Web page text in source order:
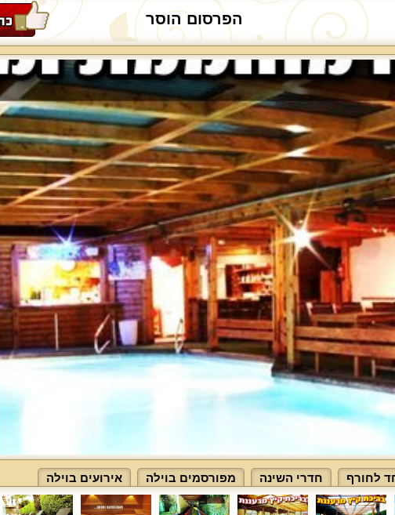
הפרסום הוסר
לחורף חדרי השינה מפורסמים בוילה אירועים בוילה